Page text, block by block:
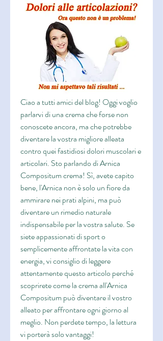
Ciao a tutti amici del blog! Oggi voglio
parlarvi di una crema che forse non
conoscete ancora, ma che potrebbe
diventare la vostra migliore alleata
contro quei fastidiosi dolori muscolari e
articolari. Sto parlando di Arnica
Compositum crema! Sì, avete capito
bene, l'Arnica non è solo un fiore da
ammirare nei prati alpini, ma può
diventare un rimedio naturale
indispensabile per la vostra salute. Se
siete appassionati di sport o
semplicemente affrontate la vita con
energia, vi consiglio di leggere
attentamente questo articolo perché
scoprirete come la crema all'Arnica
Compositum può diventare il vostro
alleato per affrontare ogni giorno al
meglio. Non perdete tempo, la lettura
vi porterà solo vantaggi!